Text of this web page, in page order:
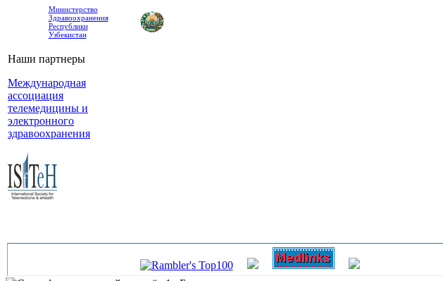
Министерство
Здравоохранения
Республики
Узбекистан
Наши партнеры
Международная
ассоциация
телемедицины и
электронного
здравоохранения